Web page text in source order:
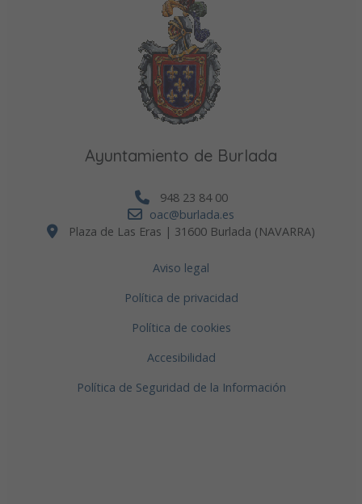
Ayuntamiento de Burlada
948 23 84 00
oac@burlada.es
Plaza de Las Eras | 31600 Burlada (NAVARRA)
Aviso legal
Política de privacidad
Política de cookies
Accesibilidad
Política de Seguridad de la Información